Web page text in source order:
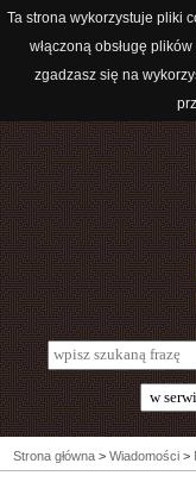
Ta strona wykorzystuje pliki
włączoną obsługę
zgadzasz się na
Strona główna > Wiadomości >